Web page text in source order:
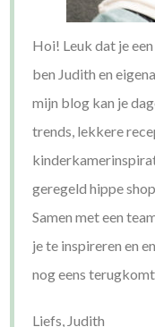
Hoi! Leuk dat je
ben Judith en
mijn blog kan je
trends, lekkere
geregeld hippe
Samen met een
je te inspireren en
nog eens
Liefs, Judith